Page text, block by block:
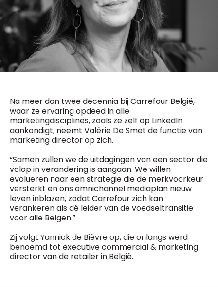
Na meer dan twee decennia bij Carrefour België,
waar ze ervaring opdeed in alle
marketingdisciplines, zoals ze zelf op LinkedIn
aankondigt, neemt Valérie De Smet de functie van
marketing director op zich.
“Samen zullen we de uitdagingen van een sector die
volop in verandering is aangaan. We willen
evolueren naar een strategie die de merkvoorkeur
versterkt en ons omnichannel mediaplan nieuw
leven inblazen, zodat Carrefour zich kan
verankeren als dé leider van de voedseltransitie
voor alle Belgen.”
Zij volgt Yannick de Bièvre op, die onlangs werd
benoemd tot executive commercial & marketing
director van de retailer in België.
Fred Bouchar
0498 88 64 89
f.bouchar@mm.be
Chief Editor
Griet Byl
0475 97 12 57
Chief Editor
Damien Lemaire
0477 37 31 65
d.lemaire@mm.be
BEVESTIGEN
Freemium
access
5 x week
MM e - News
10 x year
MM Best of
10 x year
MM Blue
4 x year
MM Magazine
Vragen ?